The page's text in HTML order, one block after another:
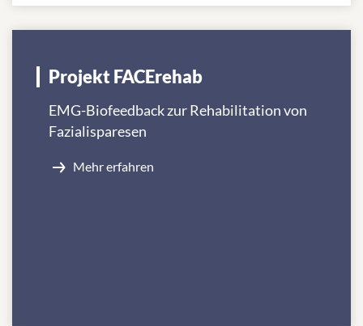
Projekt FACErehab
EMG-Biofeedback zur Rehabilitation von
Fazialisparesen
Mehr erfahren